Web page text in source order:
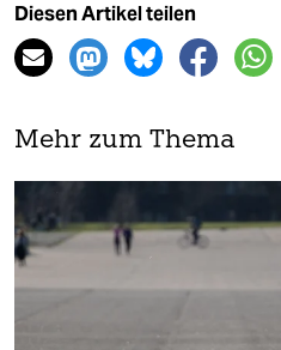
Diesen Artikel teilen
Mehr zum Thema